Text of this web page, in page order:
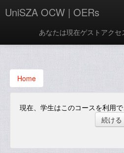
UniSZA OCW | OERs
あなたは現在ゲストアク
e-Aduan
e-Learning Website
UniSZA Website
Home
現在、学生はこのコースを利用で